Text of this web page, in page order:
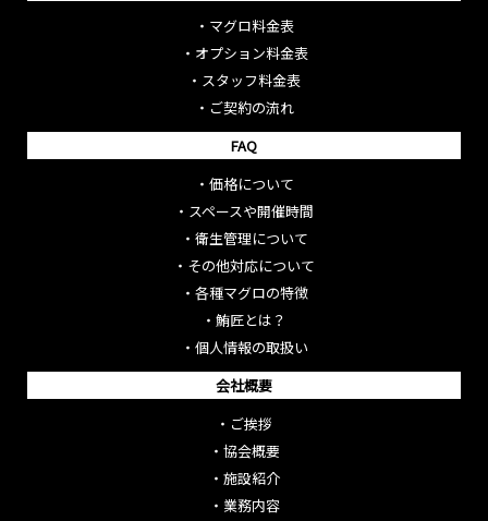
・ マグロ料金表
・ オプション料金表
・ スタッフ料金表
・ ご契約の流れ
FAQ
・ 価格について
・ スペースや開催時間
・ 衛生管理について
・ その他対応について
・ 各種マグロの特徴
・ 鮪匠とは？
・ 個人情報の取扱い
会社概要
・ ご挨拶
・ 協会概要
・ 施設紹介
・ 業務内容